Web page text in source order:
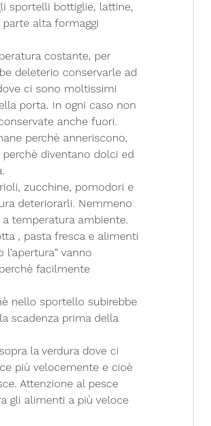
sportelli bottiglie, lattine,
alta formaggi
costante, per
deleterio conservarle ad
ci sono moltissimi
porta. In ogni caso non
anche fuori.
perchè anneriscono,
diventano dolci ed
zucchine, pomodori e
deteriorarli. Nemmeno
temperatura ambiente.
, pasta fresca e alimenti
vanno
facilmente
nello sportello subirebbe
scadenza prima della
la verdura dove ci
più velocemente e cioè
Attenzione al pesce
gli alimenti a più veloce